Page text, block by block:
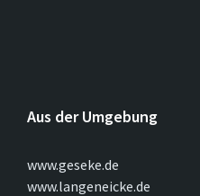
Aus der Umgebung
www.geseke.de
www.langeneicke.de